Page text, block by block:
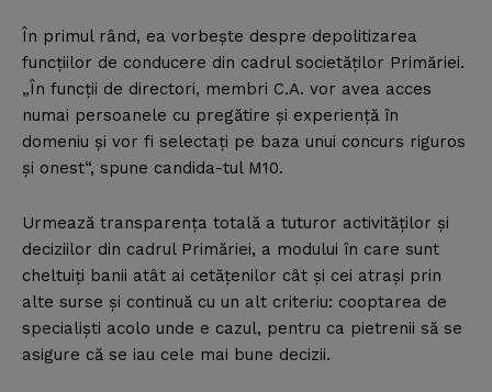
În primul rând, ea vorbeşte despre depolitizarea
funcţiilor de conducere din cadrul societăţilor Primăriei.
„În funcţii de directori, membri C.A. vor avea acces
numai persoanele cu pregătire şi experienţă în
domeniu şi vor fi selectaţi pe baza unui concurs riguros
şi onest“, spune candida-tul M10.
Urmează transparenţa totală a tuturor activităţilor şi
deciziilor din cadrul Primăriei, a modului în care sunt
cheltuiţi banii atât ai cetăţenilor cât şi cei atraşi prin
alte surse şi continuă cu un alt criteriu: cooptarea de
specialişti acolo unde e cazul, pentru ca pietrenii să se
asigure că se iau cele mai bune decizii.